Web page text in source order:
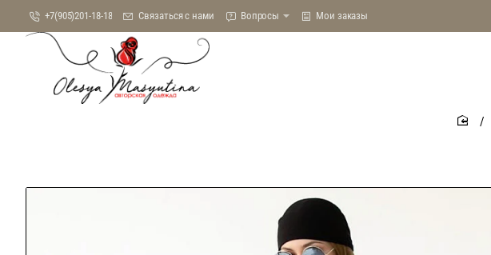
+7(905)201-18-18 Связаться с нами Вопросы Мои заказы